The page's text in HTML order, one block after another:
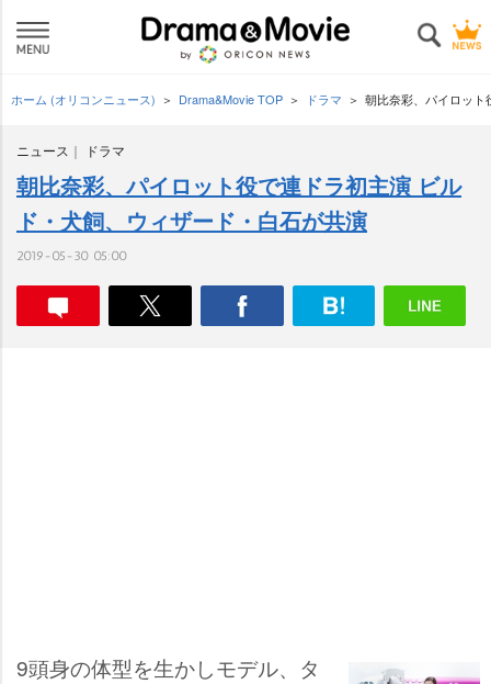
ホーム (オリコンニュース) Drama&Movie TOP ドラマ 朝比奈彩、パイロット
ニュース ドラマ
朝比奈彩、パイロット役で連ドラ初主演 ビル
ド・犬飼、ウィザード・白石が共演
2019-05-30 05:00
9頭身の体型を生かしモデル、タ